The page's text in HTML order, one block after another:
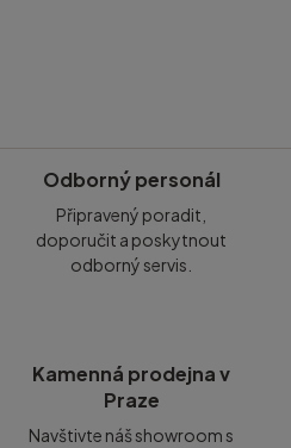
Odborný personál
Připravený poradit,
doporučit a poskytnout
odborný servis.
Kamenná prodejna v
Praze
Navštivte náš showroom s